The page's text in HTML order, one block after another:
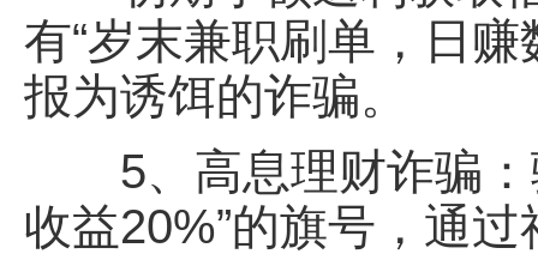
有“岁末兼职刷单，日
报为诱饵的诈骗。
5、高息理财诈骗：
收益20%”的旗号，通